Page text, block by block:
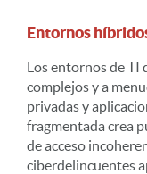
Entornos
Los entornos de TI
complejos y a
privadas y
fragmentada crea
de acceso
ciberdelincuentes